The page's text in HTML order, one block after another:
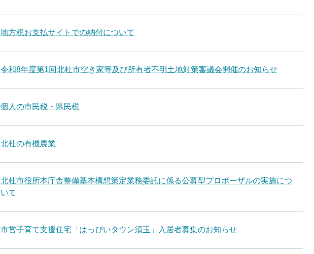
地方税お支払サイトでの納付について
令和8年度第1回北杜市空き家等及び所有者不明土地対策審議会開催のお知らせ
個人の市民税・県民税
北杜の有機農業
北杜市役所本庁舎整備基本構想策定業務委託に係る公募型プロポーザルの実施につ
いて
市営子育て支援住宅「はっぴいタウン須玉」入居者募集のお知らせ